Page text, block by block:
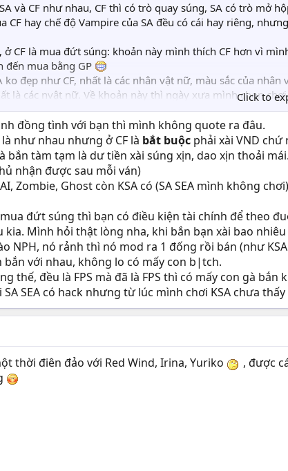
và CF như nhau, CF thì có trò quay súng, SA có trò mở
CF hay chế độ Vampire của SA đều có cái hay riêng,
ở CF là mua đứt súng: khoản này mình thích CF hơn vì
đến mua bằng GP
ko đẹp như CF, nhất là các nhân vật nữ, màu sắc của
là các nvật nữ. Về khoản này thì ngày xưa mình chọn
hiện nay CFVN tuy là game FPS duy nhất ở VN nhưng
hiện nay thì toàn đứa mất dạy, hơi tí là chửi bậy, ít có
glitch, nói chuyện cũng ko có nhiều trẻ trâu, tính đồng đội
Click to
đồng tình với bạn thì mình không quote ra đâu.
như nhau nhưng ở CF là bắt buộc phải xài VND chứ
bắn tàm tạm là dư tiền xài súng xịn, dao xịn thoải
nhận được sau mỗi ván)
Zombie, Ghost còn KSA có (SA SEA mình không
đứt súng thì bạn có điều kiện tài chính để theo
kia. Mình hỏi thật lòng nha, khi bắn bạn xài bao
NPH, nó rảnh thì nó mod ra 1 đống rồi bán (như KSA
bắn với nhau, không lo có mấy con b|tch.
thế, đều là FPS mà đã là FPS thì có mấy con gà
SEA có hack nhưng từ lúc mình chơi KSA chưa
thời điên đảo với Red Wind, Irina, Yuriko
, được